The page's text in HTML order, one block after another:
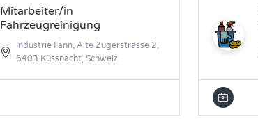
Mitarbeiter/in
Fahrzeugreinigung
Industrie Fänn, Alte Zugerstrasse 2,
6403 Küssnacht, Schweiz